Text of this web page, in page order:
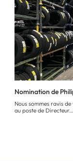
Nomination de
Nous sommes ravis
au poste de Directeur...